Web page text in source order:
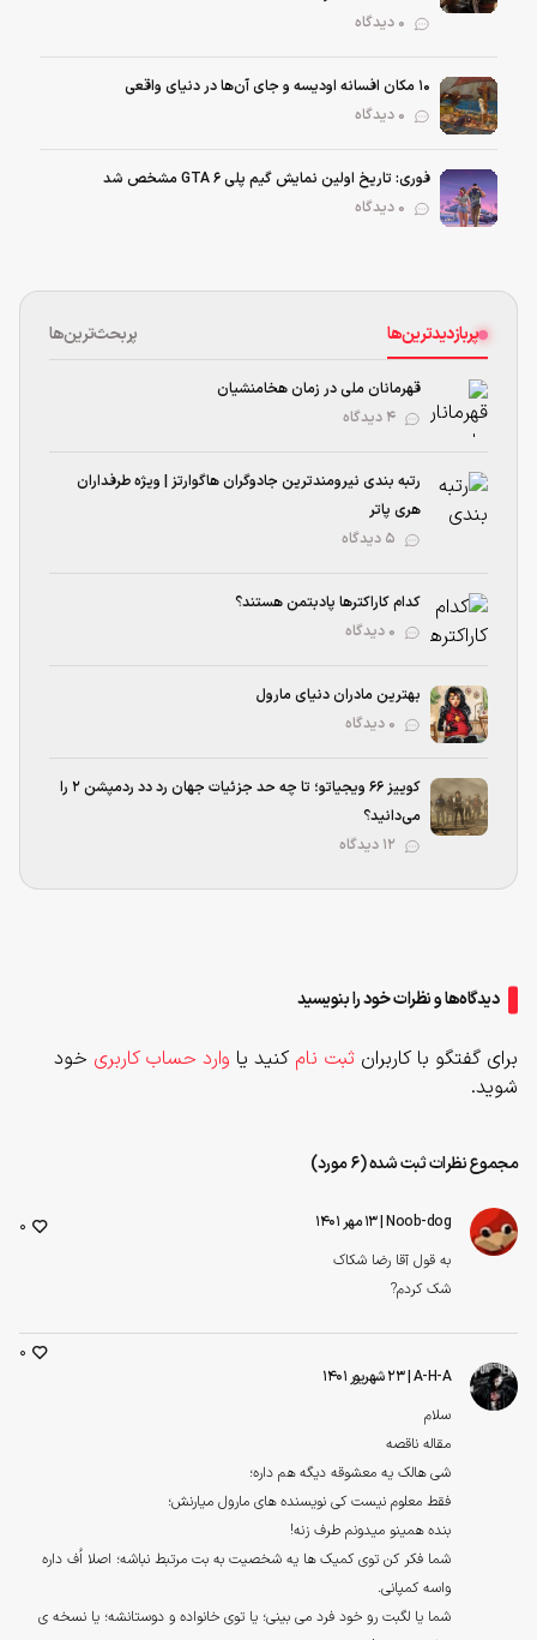
۱۰ مکان افسانه اودیسه و جای آن‌ها در دنیای واقعی
فوری: تاریخ اولین نمایش گیم پلی GTA 6 مشخص شد
پربازدیدترین‌ها پربحث‌ترین‌ها
قهرمانان ملی در زمان هخامنشیان
رتبه بندی نیرومند‌ترین جادوگران هاگوارتز | ویژه طرفداران
هری پاتر
کدام کاراکترها پادبتمن هستند؟
بهترین مادران دنیای مارول
کوییز ۶۶ ویجیاتو؛ تا چه حد جزئیات جهان رد دد ردمپشن ۲ را
می‌دانید؟
دیدگاه‌ها و نظرات خود را بنویسید
برای گفتگو با کاربران ثبت نام کنید یا وارد حساب کاربری خود
شوید.
مجموع نظرات ثبت شده (6 مورد)
Noob-dog| ۱۳ مهر ۱۴۰۱
به قول آقا رضا شکاک
شک کردم?
0
A-H-A| ۲۳ شهریور ۱۴۰۱
سلام
مقاله ناقصه
شی هالک یه معشوقه دیگه هم داره؛
فقط معلوم نیست کی نویسنده های مارول میارنش؛
بنده همینو میدونم طرف زنه!
شما فکر کن توی کمیک ها یه شخصیت به بت مرتبط نباشه؛ اصلا اُف داره
واسه کمپانی.
شما یا لگبت رو خود فرد می بینی؛ یا توی خانواده و دوستانشه؛ یا نسخه ی
0